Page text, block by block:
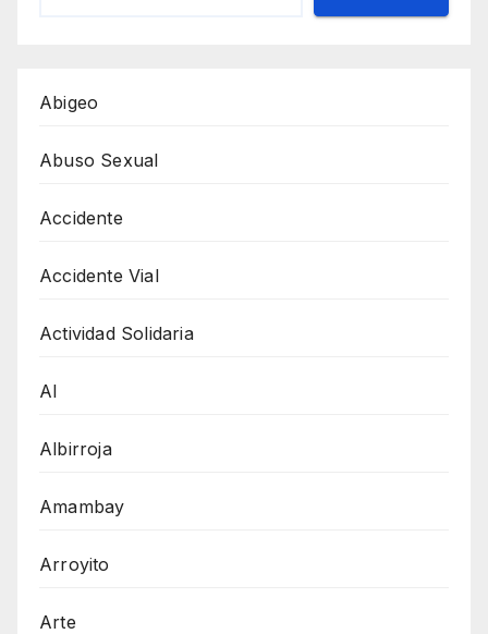
Abigeo
Abuso Sexual
Accidente
Accidente Vial
Actividad Solidaria
AI
Albirroja
Amambay
Arroyito
Arte